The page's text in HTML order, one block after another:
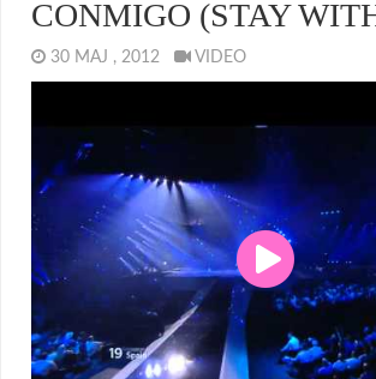
CONMIGO (STAY
30 MAJ , 2012 VIDEO